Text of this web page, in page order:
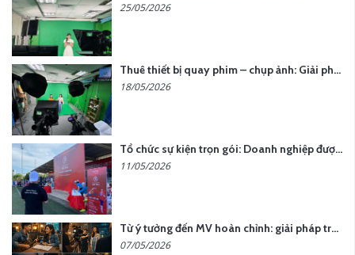
25/05/2026
Thuê thiết bị quay phim – chụp ảnh: Giải pháp tối ưu chi phí cho doanh nghiệp
18/05/2026
Tổ chức sự kiện trọn gói: Doanh nghiệp được gì khi chọn đơn vị chuyên nghiệp?
11/05/2026
Từ ý tưởng đến MV hoàn chỉnh: giải pháp trọn gói tại YCN Media
07/05/2026